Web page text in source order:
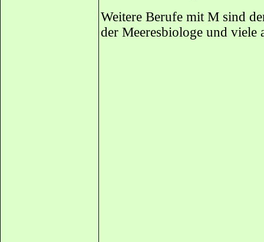
Weitere Berufe mit M sind
der Meeresbiologe und viele